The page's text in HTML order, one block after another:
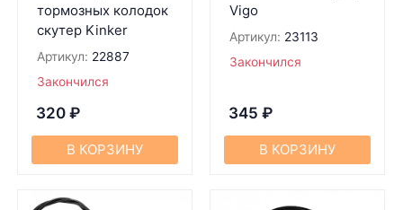
тормозных колодок
скутер Kinker
Артикул: 22887
Закончился
320 ₽
В КОРЗИНУ
Vigo
Артикул: 23113
Закончился
345 ₽
В КОРЗИНУ